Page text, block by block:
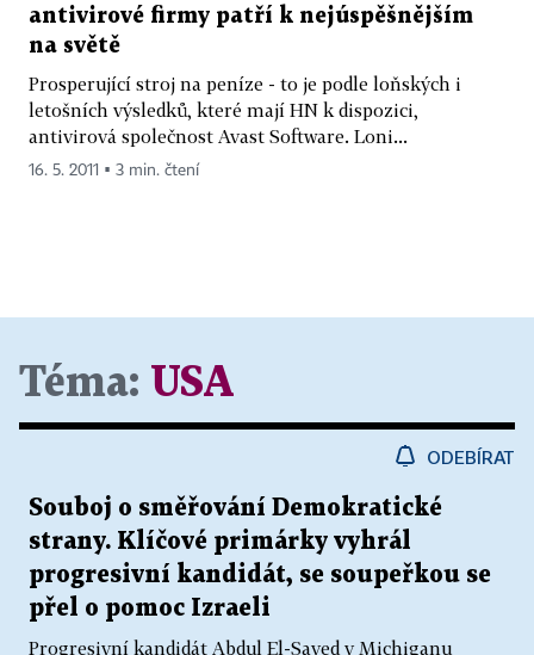
antivirové firmy patří k nejúspěšnějším
na světě
Prosperující stroj na peníze - to je podle loňských i
letošních výsledků, které mají HN k dispozici,
antivirová společnost Avast Software. Loni...
16. 5. 2011 ▪ 3 min. čtení
Téma: USA
ODEBÍRAT
Souboj o směřování Demokratické
strany. Klíčové primárky vyhrál
progresivní kandidát, se soupeřkou se
přel o pomoc Izraeli
Progresivní kandidát Abdul El-Sayed v Michiganu